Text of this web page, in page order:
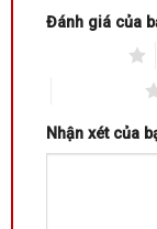
Đánh giá của
Nhận xét của